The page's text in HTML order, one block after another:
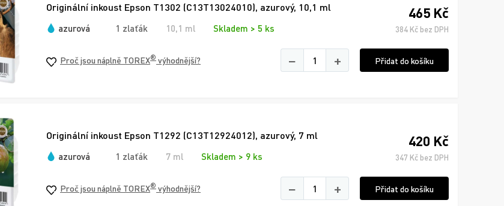
Originální inkoust Epson T1302 (C13T13024010), azurový, 10,1 ml
azurová 1 zlaťák 10,1 ml Skladem > 5 ks
465 Kč
384 Kč bez DPH
Proč jsou náplně TOREX® výhodnější? − + Přidat do košíku
Originální inkoust Epson T1292 (C13T12924012), azurový, 7 ml
azurová 1 zlaťák 7 ml Skladem > 9 ks
420 Kč
347 Kč bez DPH
Proč jsou náplně TOREX® výhodnější? − + Přidat do košíku